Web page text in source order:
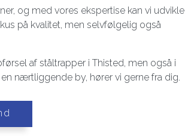
og med vores ekspertise kan vi udvikle
på kvalitet, men selvfølgelig også
af ståltrapper i Thisted, men også i
nærtliggende by, hører vi gerne fra dig.